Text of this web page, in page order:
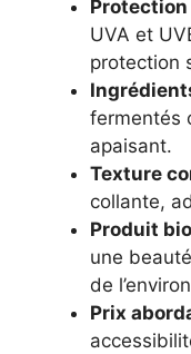
Protection
UVA et
protection
fermentés
apaisant.
Texture
collante,
Produit
une
de
Prix